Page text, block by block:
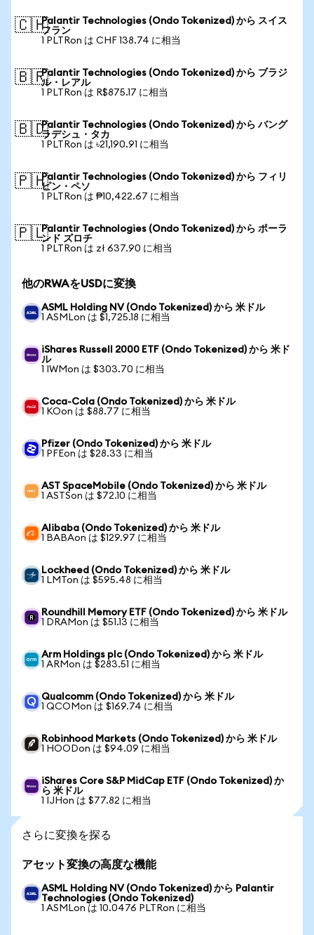
🇨🇭Palantir Technologies (Ondo Tokenized) から スイス
フラン
1 PLTRon は CHF 138.74 に相当
🇧🇷Palantir Technologies (Ondo Tokenized) から ブラジ
ル・レアル
1 PLTRon は R$875.17 に相当
🇧🇩Palantir Technologies (Ondo Tokenized) から バング
ラデシュ・タカ
1 PLTRon は ৳21,190.91 に相当
🇵🇭Palantir Technologies (Ondo Tokenized) から フィリ
ピン・ペソ
1 PLTRon は ₱10,422.67 に相当
🇵🇱Palantir Technologies (Ondo Tokenized) から ポーラ
ンド ズロチ
1 PLTRon は zł 637.90 に相当
他のRWAをUSDに変換
ASML Holding NV (Ondo Tokenized) から 米ドル
1 ASMLon は $1,725.18 に相当
iShares Russell 2000 ETF (Ondo Tokenized) から 米ド
ル
1 IWMon は $303.70 に相当
Coca-Cola (Ondo Tokenized) から 米ドル
1 KOon は $88.77 に相当
Pfizer (Ondo Tokenized) から 米ドル
1 PFEon は $28.33 に相当
AST SpaceMobile (Ondo Tokenized) から 米ドル
1 ASTSon は $72.10 に相当
Alibaba (Ondo Tokenized) から 米ドル
1 BABAon は $129.97 に相当
Lockheed (Ondo Tokenized) から 米ドル
1 LMTon は $595.48 に相当
Roundhill Memory ETF (Ondo Tokenized) から 米ドル
1 DRAMon は $51.13 に相当
Arm Holdings plc (Ondo Tokenized) から 米ドル
1 ARMon は $283.51 に相当
Qualcomm (Ondo Tokenized) から 米ドル
1 QCOMon は $169.74 に相当
Robinhood Markets (Ondo Tokenized) から 米ドル
1 HOODon は $94.09 に相当
iShares Core S&P MidCap ETF (Ondo Tokenized) か
ら 米ドル
1 IJHon は $77.82 に相当
さらに変換を探る
アセット変換の高度な機能
ASML Holding NV (Ondo Tokenized) から Palantir
Technologies (Ondo Tokenized)
1 ASMLon は 10.0476 PLTRon に相当